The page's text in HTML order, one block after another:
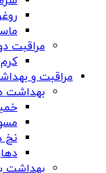
مراقبت
مراقبت و
بهداشت
نخ
بهداشت